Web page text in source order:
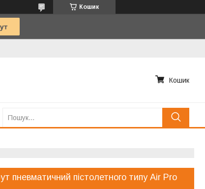
Кошик
Кошик
пневматичний пістолетного типу Air Pro